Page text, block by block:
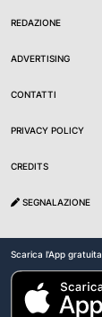
REDAZIONE
ADVERTISING
CONTATTI
PRIVACY POLICY
CREDITS
SEGNALAZIONE
Scarica l'App gratuita